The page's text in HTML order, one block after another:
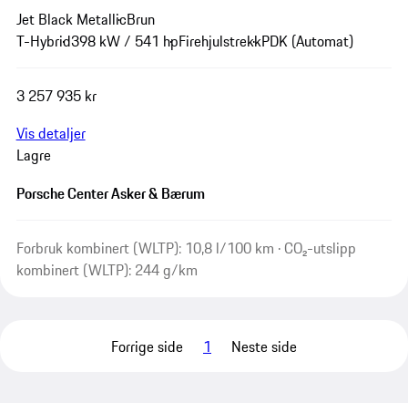
Jet Black MetallicBrun
T-Hybrid398 kW / 541 hpFirehjulstrekkPDK (Automat)
3 257 935 kr
Vis detaljer
Lagre
Porsche Center Asker & Bærum
Forbruk kombinert (WLTP): 10,8 l/100 km · CO₂-utslipp
kombinert (WLTP): 244 g/km
Forrige side 1 Neste side